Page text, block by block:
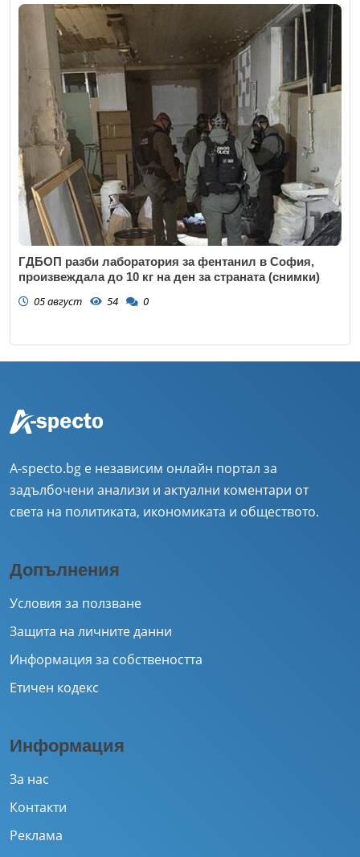
ГДБОП разби лаборатория за фентанил в София,
произвеждала до 10 кг на ден за страната (снимки)
05 август 54 0
A-specto.bg е независим онлайн портал за
задълбочени анализи и актуални коментари от
света на политиката, икономиката и обществото.
Допълнения
Условия за ползване
Защита на личните данни
Информация за собствеността
Етичен кодекс
Информация
За нас
Контакти
Реклама